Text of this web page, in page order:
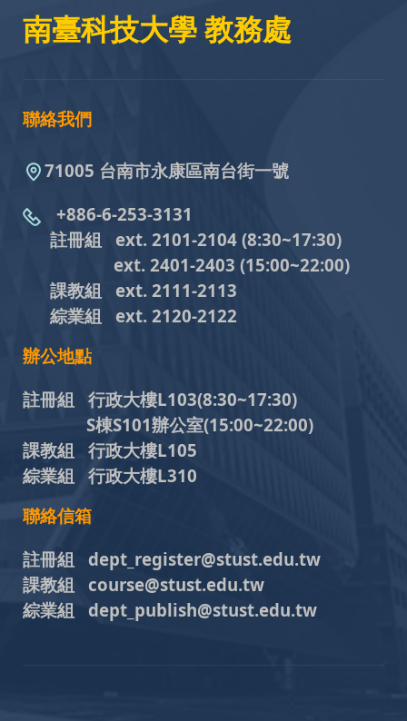
南臺科技大學 教務處
聯絡我們
71005 台南市永康區南台街一號
+886-6-253-3131
註冊組 ext. 2101-2104 (8:30~17:30)
ext. 2401-2403 (15:00~22:00)
課教組 ext. 2111-2113
綜業組
ext. 2120-2122
辦公地點
註冊組 行政大樓L103(8:30~17:30)
S棟S101辦公室(15:00~22:00)
課教組 行政大樓L105
綜業組 行政大樓L310
聯絡信箱
註冊組 dept_register@stust.edu.tw
課教組 course@stust.edu.tw
綜業組 dept_publish@stust.edu.tw